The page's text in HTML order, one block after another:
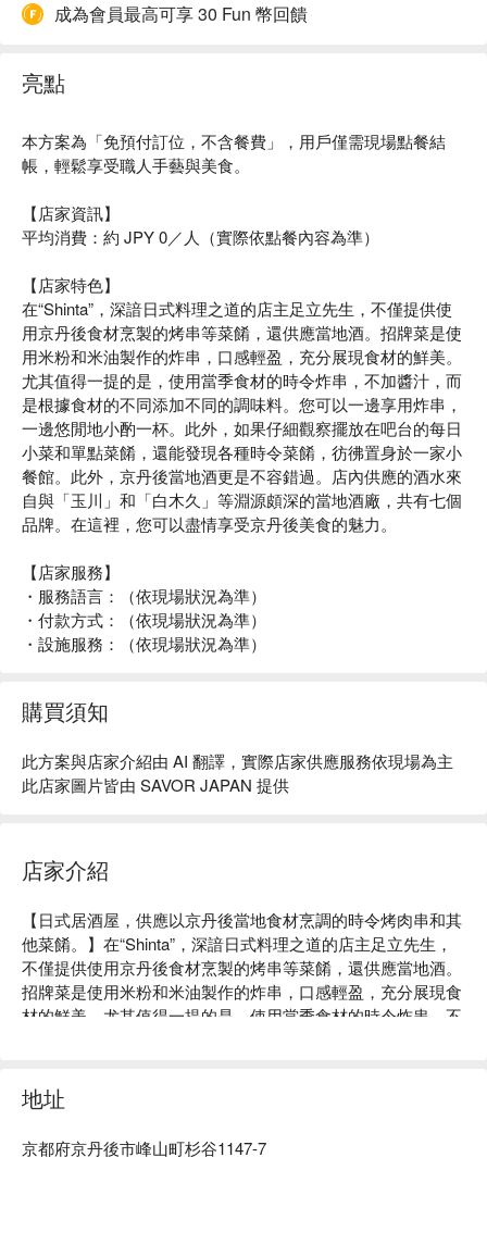
成為會員最高可享 30 Fun 幣回饋
亮點
本方案為「免預付訂位，不含餐費」，用戶僅需現場點餐結
帳，輕鬆享受職人手藝與美食。
【店家資訊】
平均消費：約 JPY 0／人（實際依點餐內容為準）
【店家特色】
在“Shinta”，深諳日式料理之道的店主足立先生，不僅提供使
用京丹後食材烹製的烤串等菜餚，還供應當地酒。招牌菜是使
用米粉和米油製作的炸串，口感輕盈，充分展現食材的鮮美。
尤其值得一提的是，使用當季食材的時令炸串，不加醬汁，而
是根據食材的不同添加不同的調味料。您可以一邊享用炸串，
一邊悠閒地小酌一杯。此外，如果仔細觀察擺放在吧台的每日
小菜和單點菜餚，還能發現各種時令菜餚，彷彿置身於一家小
餐館。此外，京丹後當地酒更是不容錯過。店內供應的酒水來
自與「玉川」和「白木久」等淵源頗深的當地酒廠，共有七個
品牌。在這裡，您可以盡情享受京丹後美食的魅力。
【店家服務】
・服務語言：（依現場狀況為準）
・付款方式：（依現場狀況為準）
・設施服務：（依現場狀況為準）
購買須知
此方案與店家介紹由 AI 翻譯，實際店家供應服務依現場為主
此店家圖片皆由 SAVOR JAPAN 提供
店家介紹
【日式居酒屋，供應以京丹後當地食材烹調的時令烤肉串和其
他菜餚。】在“Shinta”，深諳日式料理之道的店主足立先生，
不僅提供使用京丹後食材烹製的烤串等菜餚，還供應當地酒。
招牌菜是使用米粉和米油製作的炸串，口感輕盈，充分展現食
材的鮮美。尤其值得一提的是，使用當季食材的時令炸串，不
吧台的每日小菜和單點菜餚，還能發現各種時令菜餚，彷彿置
身於一家小餐館。此外，京丹後當地酒更是不容錯過。店內供
廠，共有七個品牌。在這裡，您可以盡情享受京丹後美食的魅
地址
京都府京丹後市峰山町杉谷1147-7